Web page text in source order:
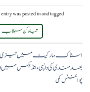
was posted inand tagged
تباہ کن سیلاب
اسٹاک مارکیٹ میں
پوائنٹس کمی